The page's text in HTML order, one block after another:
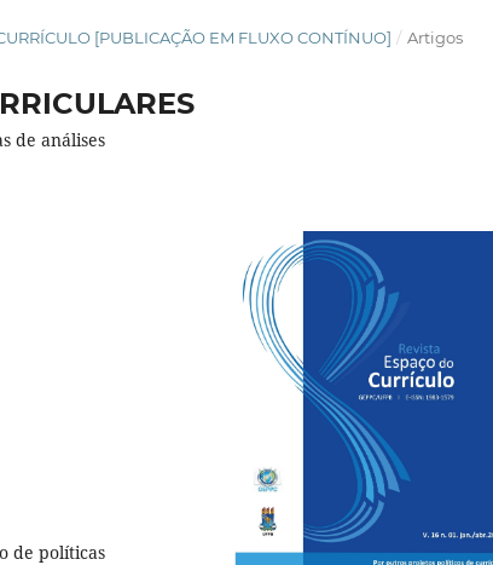
[PUBLICAÇÃO EM FLUXO CONTÍNUO] / Artigos
de análises
de políticas